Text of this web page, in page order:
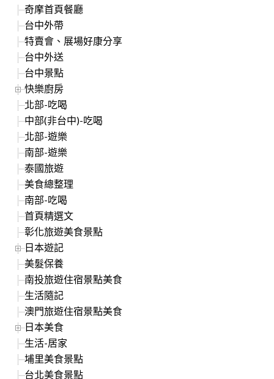
奇摩首頁餐廳
台中外帶
特賣會、展場好康分享
台中外送
台中景點
快樂廚房
北部-吃喝
中部(非台中)-吃喝
北部-遊樂
南部-遊樂
泰國旅遊
美食總整理
南部-吃喝
首頁精選文
彰化旅遊美食景點
日本遊記
美髮保養
南投旅遊住宿景點美食
生活隨記
澳門旅遊住宿景點美食
日本美食
生活-居家
埔里美食景點
台北美食景點